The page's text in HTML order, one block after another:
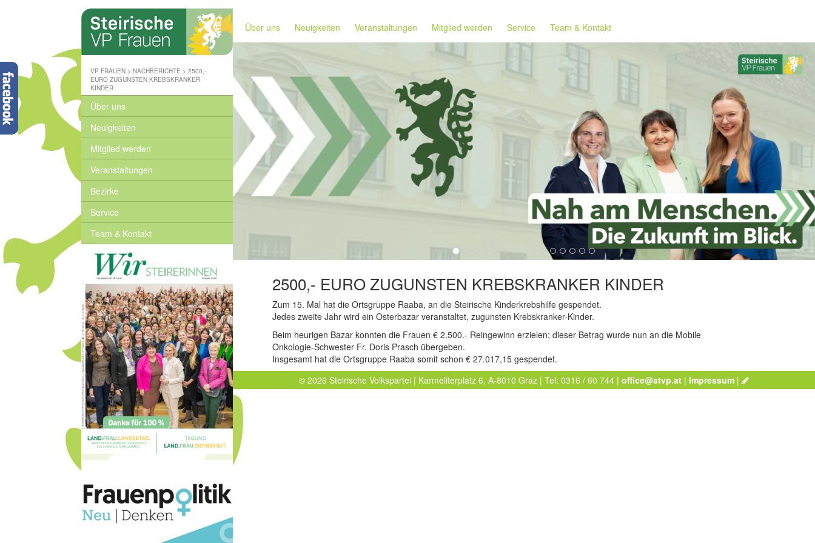
Steirische
Volkspartei
Wo
wir
zuhause
sind
www.stvp.at
VP FRAUEN >NACHBERICHTE >2500,-
EURO ZUGUNSTEN KREBSKRANKER
KINDER
Über uns
Neuigkeiten
Mitglied werden
Veranstaltungen
Bezirke
Service
Team & Kontakt
Über uns Neuigkeiten Veranstaltungen Mitglied werden Service Team & Kontakt
2500,- EURO ZUGUNSTEN KREBSKRANKER KINDER
Zum 15. Mal hat die Ortsgruppe Raaba, an die Steirische Kinderkrebshilfe gespendet.
Jedes zweite Jahr wird ein Osterbazar veranstaltet, zugunsten Krebskranker-Kinder.
Beim heurigen Bazar konnten die Frauen € 2.500.- Reingewinn erzielen; dieser Betrag wurde nun an die Mobile
Onkologie-Schwester Fr. Doris Prasch übergeben.
Insgesamt hat die Ortsgruppe Raaba somit schon € 27.017,15 gespendet.
© 2026 Steirische Volkspartei | Karmeliterplatz 6, A-8010 Graz | Tel: 0316 / 60 744 |office@stvp.at |Impressum |